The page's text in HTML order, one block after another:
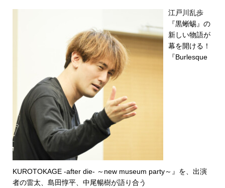
江戸川乱歩
『黒蜥蜴』の
新しい物語が
幕を開ける！
『Burlesque
KUROTOKAGE -after die- ～new museum party～』を、出演
者の雷太、島田惇平、中尾暢樹が語り合う